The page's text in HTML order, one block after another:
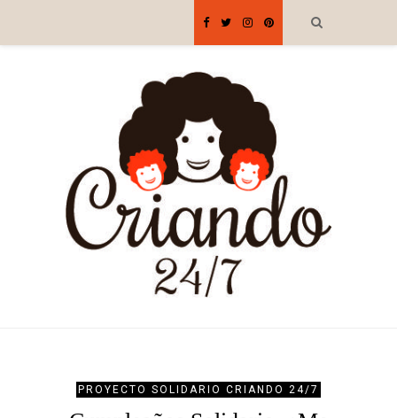
PROYECTO SOLIDARIO CRIANDO 24/7